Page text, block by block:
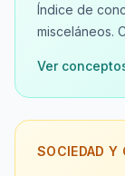
Índice de
misceláneos.
abierto.
Ver
SOCIEDAD Y